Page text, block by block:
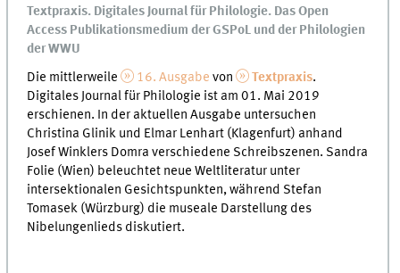
Textpraxis. Digitales Journal für Philologie. Das Open
Access Publikationsmedium der GSPoL und der Philologien
der WWU
Die mittlerweile
16. Ausgabe von Textpraxis.
Digitales Journal für Philologie ist am 01. Mai 2019
erschienen. In der aktuellen Ausgabe untersuchen
Christina Glinik und Elmar Lenhart (Klagenfurt) anhand
Josef Winklers Domra verschiedene Schreibszenen. Sandra
Folie (Wien) beleuchtet neue Weltliteratur unter
intersektionalen Gesichtspunkten, während Stefan
Tomasek (Würzburg) die museale Darstellung des
Nibelungenlieds diskutiert.